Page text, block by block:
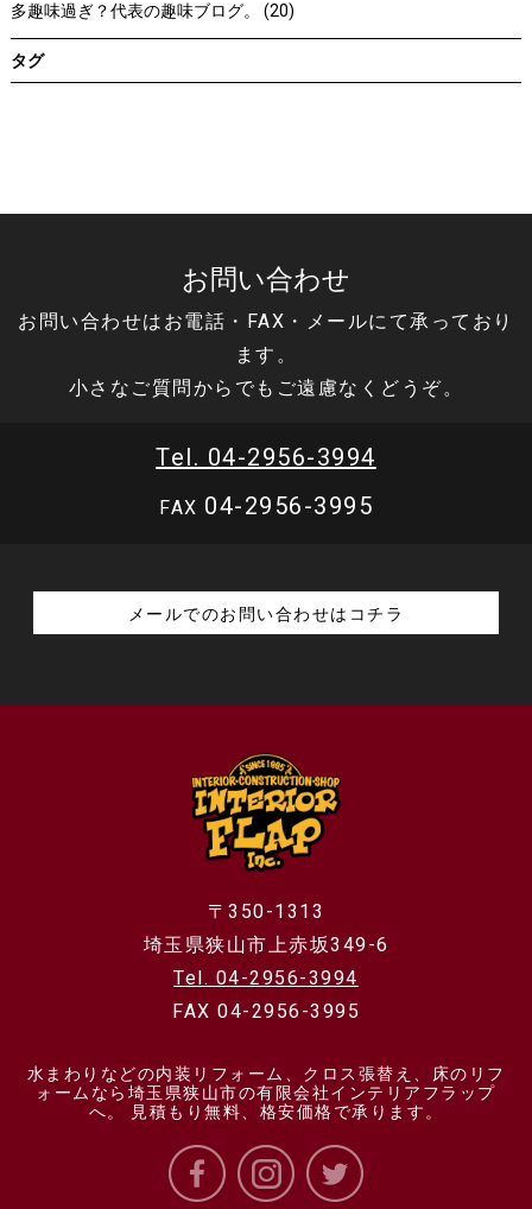
多趣味過ぎ？代表の趣味ブログ。 (20)
タグ
お問い合わせ
お問い合わせはお電話・FAX・メールにて承っており
ます。
小さなご質問からでもご遠慮なくどうぞ。
Tel. 04-2956-3994
FAX 04-2956-3995
メールでのお問い合わせはコチラ
〒350-1313
埼玉県狭山市上赤坂349-6
Tel. 04-2956-3994
FAX 04-2956-3995
水まわりなどの内装リフォーム、クロス張替え、床のリフ
ォームなら埼玉県狭山市の有限会社インテリアフラップ
へ。 見積もり無料、格安価格で承ります。